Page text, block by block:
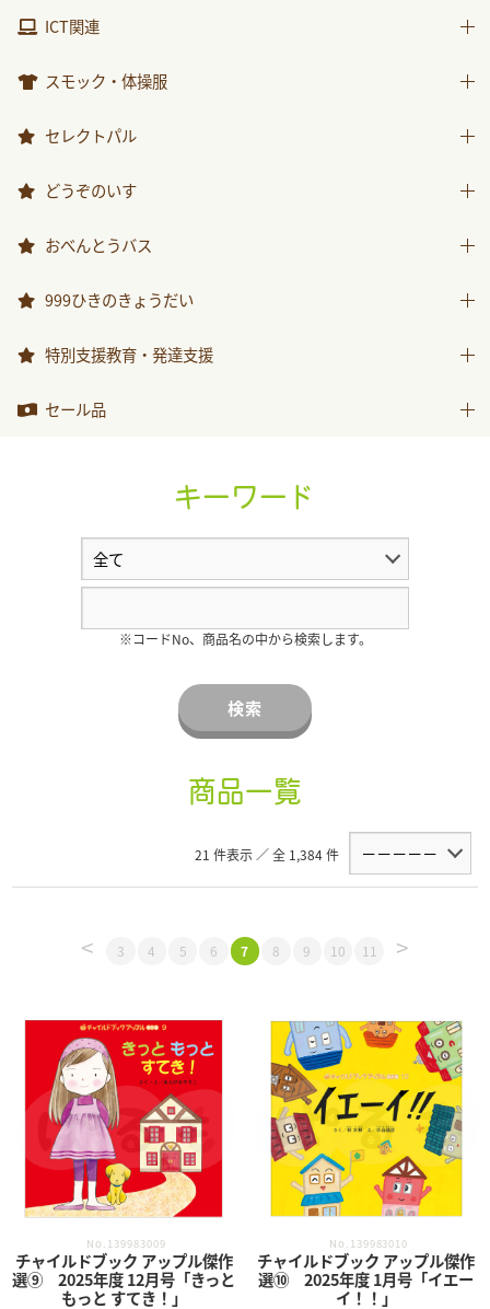
ｽｰﾊﾟｰﾜｲﾄﾞことばとかず
ｽｰﾊﾟｰﾜｲﾄﾞお話かずあそび
あそぼ！
みてみて！
2026年度月刊絵本
視聴覚用品
ICT関連
ICT関連
スモック・体操服
スモック
セレクトパル
先生用ウェア
どうぞのいす
どうぞのいす
おべんとうバス
おべんとうバス
999ひきのきょうだい
999ひきのきょうだい
特別支援教育・発達支援
特別支援教育・発達支援
セール品
キーワード
※コードNo、商品名の中から検索します。
検索
商品一覧
21 件表示 ／ 全 1,384 件
< 3 4 5 6 7 8 9 10 11 >
No.139983009
チャイルドブック アップル傑作
選⑨ 2025年度 12月号「きっと
もっと すてき！」
No.139983010
チャイルドブック アップル傑作
選⑩ 2025年度 1月号「イエー
イ！！」